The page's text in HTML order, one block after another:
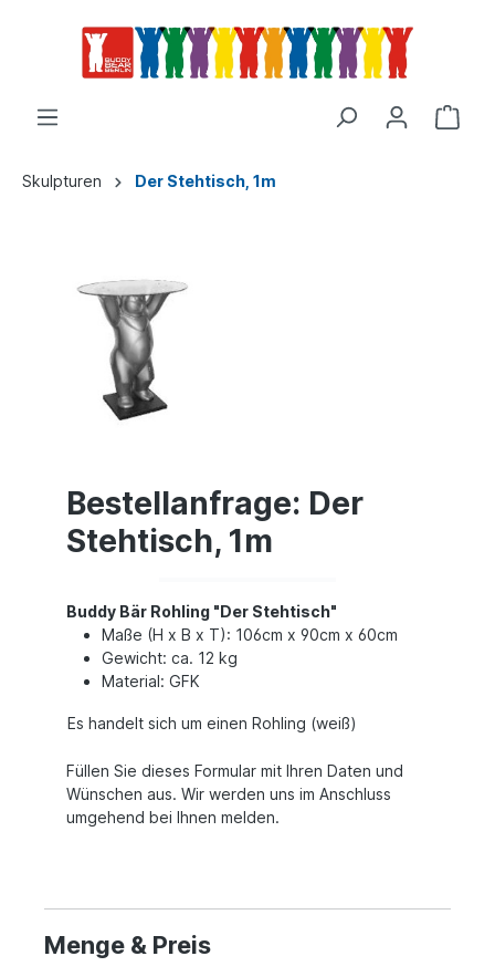
Skulpturen Der Stehtisch, 1m
Bestellanfrage: Der
Stehtisch, 1m
Buddy Bär Rohling "Der Stehtisch"
Maße (H x B x T): 106cm x 90cm x 60cm
Gewicht: ca. 12 kg
Material: GFK
Es handelt sich um einen Rohling (weiß)
Füllen Sie dieses Formular mit Ihren Daten und
Wünschen aus. Wir werden uns im Anschluss
umgehend bei Ihnen melden.
Menge & Preis